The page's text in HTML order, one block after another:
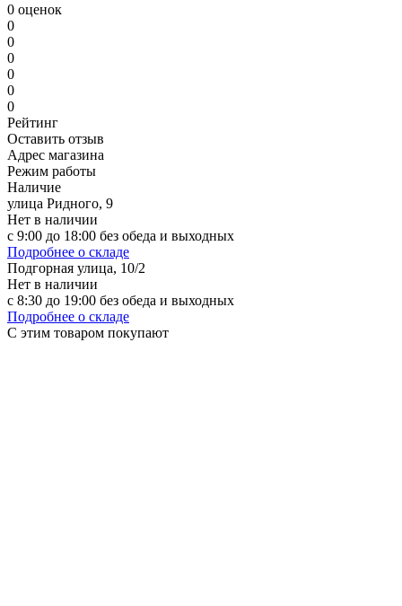
0 оценок
0
0
0
0
0
0
Рейтинг
Оставить отзыв
Адрес магазина
Режим работы
Наличие
улица Ридного, 9
Нет в наличии
с 9:00 до 18:00 без обеда и выходных
Подробнее о складе
Подгорная улица, 10/2
Нет в наличии
с 8:30 до 19:00 без обеда и выходных
Подробнее о складе
С этим товаром покупают